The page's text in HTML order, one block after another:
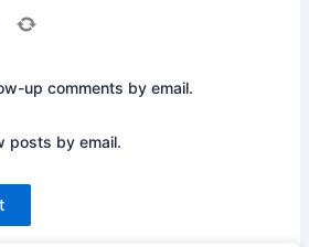
up comments by email.
posts by email.